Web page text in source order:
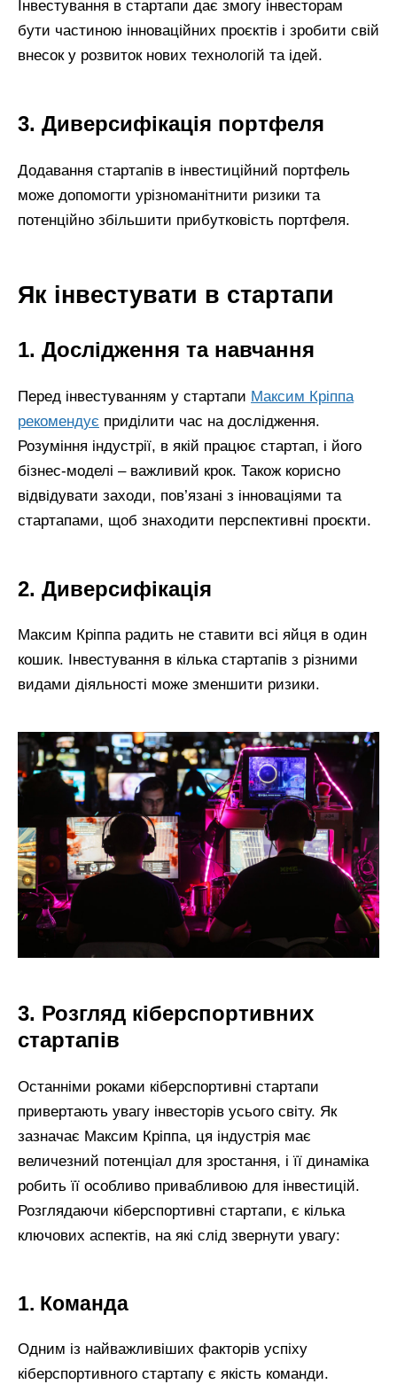
Інвестування в стартапи дає змогу інвесторам
бути частиною інноваційних проєктів і зробити свій
внесок у розвиток нових технологій та ідей.
3. Диверсифікація портфеля
Додавання стартапів в інвестиційний портфель
може допомогти урізноманітнити ризики та
потенційно збільшити прибутковість портфеля.
Як інвестувати в стартапи
1. Дослідження та навчання
Перед інвестуванням у стартапи Максим Кріппа
рекомендує приділити час на дослідження.
Розуміння індустрії, в якій працює стартап, і його
бізнес-моделі – важливий крок. Також корисно
відвідувати заходи, пов’язані з інноваціями та
стартапами, щоб знаходити перспективні проєкти.
2. Диверсифікація
Максим Кріппа радить не ставити всі яйця в один
кошик. Інвестування в кілька стартапів з різними
видами діяльності може зменшити ризики.
3. Розгляд кіберспортивних
стартапів
Останніми роками кіберспортивні стартапи
привертають увагу інвесторів усього світу. Як
зазначає Максим Кріппа, ця індустрія має
величезний потенціал для зростання, і її динаміка
робить її особливо привабливою для інвестицій.
Розглядаючи кіберспортивні стартапи, є кілька
ключових аспектів, на які слід звернути увагу:
1. Команда
Одним із найважливіших факторів успіху
кіберспортивного стартапу є якість команди.